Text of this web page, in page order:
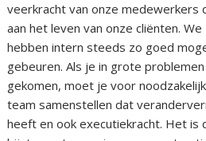
veerkracht van onze medewerkers
aan het leven van onze cliënten. We
hebben intern steeds zo goed
gebeuren. Als je in grote
gekomen, moet je voor
team samenstellen dat
heeft en ook executiekracht. Het is